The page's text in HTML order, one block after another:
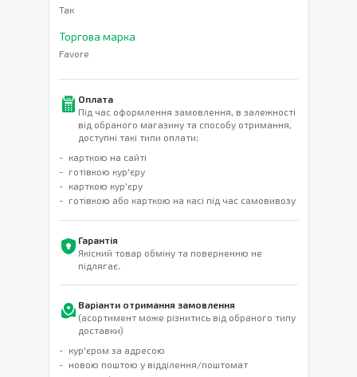
Так
Торгова марка
Favore
Оплата
Під час оформлення замовлення, в залежності
від обраного магазину та способу отримання,
доступні такі типи оплати:
карткою на сайті
готівкою кур'єру
карткою кур'єру
готівкою або карткою на касі під час самовивозу
Гарантія
Якісний товар обміну та поверненню не
підлягає.
Варіанти отримання замовлення
(асортимент може різнитись від обраного типу
доставки)
кур'єром за адресою
новою поштою у відділення/поштомат